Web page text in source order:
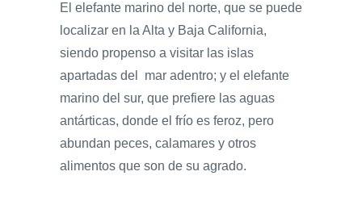
El elefante marino del norte, que se puede
localizar en la Alta y Baja California,
siendo propenso a visitar las islas
apartadas del mar adentro; y el elefante
marino del sur, que prefiere las aguas
antárticas, donde el frío es feroz, pero
abundan peces, calamares y otros
alimentos que son de su agrado.